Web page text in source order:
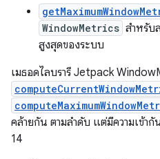
WindowMetrics สำหรับ
สูงสุดของระบบ
เมธอดไลบรารี Jetpack
คล้ายกัน ตามลำดับ แต่มีความเข้
14